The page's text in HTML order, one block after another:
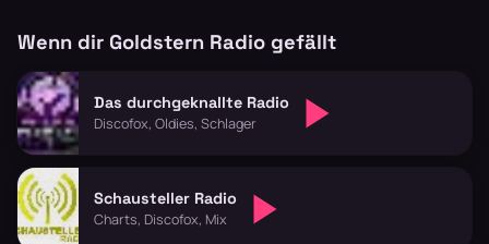
Wenn dir Goldstern Radio gefällt
Das durchgeknallte Radio
Discofox, Oldies, Schlager
Schausteller Radio
Charts, Discofox, Mix